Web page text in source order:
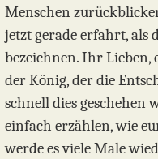
Menschen
jetzt gerade erfahrt, als
bezeichnen. Ihr Lieben,
der König, der die
schnell dies geschehen
einfach erzählen, wie
werde es viele Male